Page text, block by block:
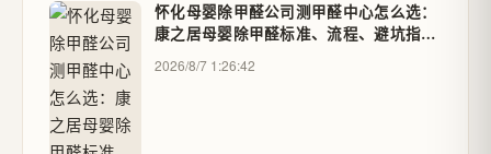
怀化母婴除甲醛公司测甲醛中心怎么选：
康之居母婴除甲醛标准、流程、避坑指南
- 信誉隆金银铂奢回收
2026/8/7 1:26:42